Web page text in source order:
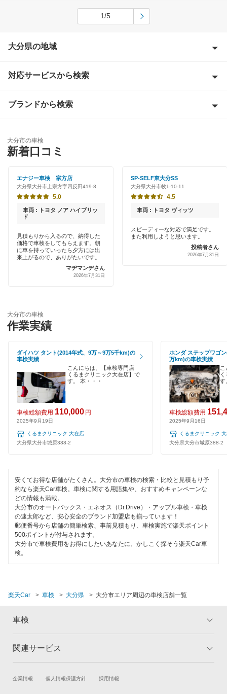
1/5
大分県の地域
宇佐市
杵築市
玖珠郡
国東市
佐伯市
竹田市
津久見市
中津市
豊後大野市
由布市
対応サービスから検索
Award 受賞店
特典あり
新車初回割りあり
早割りあり
土日祝OK
輸入車OK
ハイブリッド車OK
EV車OK
120分以内の車検
1日車検
夜間受付
整備保証
コンピューター診断
閉じる
ブランドから検索
アップル車検
オートバックス
伊藤忠エネクス
車検のコバック
マッハ車検
出光興産「らくらく安心車検」
安心WE！車検
閉じる
大分市の車検
新着口コミ
エナジー車検 宗方店
大分県大分市上宗方字四反田419-8
5.0
車両 : トヨタ ノア ハイブリッ
ド
見積もりから入るので、納得した
価格で車検をしてもらえます。朝
に車を持っていったら夕方には出
来上がるので、ありがたいです。
マヂマンヂさん
2026年7月31日
SP-SELF東大分SS
大分県大分市牧1-10-11
4.5
車両 : トヨタ ヴィッツ
スピーディーな対応で満足です。
また利用しようと思います。
投稿者さん
2026年7月31日
大分市の車検
作業実績
ダイハツ タント(2014年式、9万～9万5千km)の
車検実績
こんにちは、【車検専門店
くるまクリニック大在店】で
す。 本・・・
車検総額費用 110,000 円
2025年9月19日
くるまクリニック 大在店
大分県大分市城原388-2
ホンダ ステップワゴ
万km)の車検実績
く
す
車検総額費用
2025年9月16日
くるまクリニック
大分県大分市城原388-2
安くてお得な店舗がたくさん。大分市の車検の検索・比較と見積もり予
約なら楽天Car車検。車検に関する用語集や、おすすめキャンペーンな
どの情報も満載。
大分市のオートバックス・エネオス（Dr.Drive）・アップル車検・車検
の速太郎など、安心安全のブランド加盟店も揃っています！
郵便番号から店舗の簡単検索、事前見積もり、車検実施で楽天ポイント
500ポイントが付与されます。
大分市で車検費用をお得にしたいあなたに、かしこく探そう楽天Car車
検。
楽天Car 車検 大分県 大分市エリア周辺の車検店舗一覧
車検
トップ
車検の基礎知識 キャンペーン一覧
関連サービス
試乗・商談 新車購入
企業情報 個人情報保護方針 採用情報